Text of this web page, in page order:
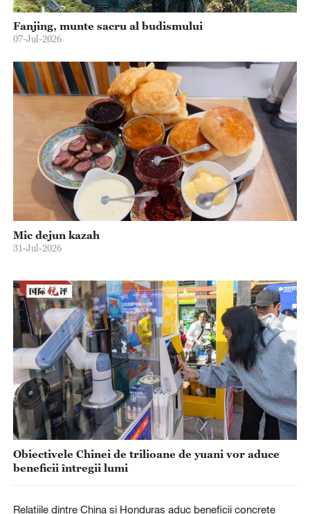
Fanjing, munte sacru al budismului
07-Jul-2026
Mic dejun kazah
31-Jul-2026
Obiectivele Chinei de trilioane de yuani vor aduce
beneficii întregii lumi
Relațiile dintre China și Honduras aduc beneficii concrete